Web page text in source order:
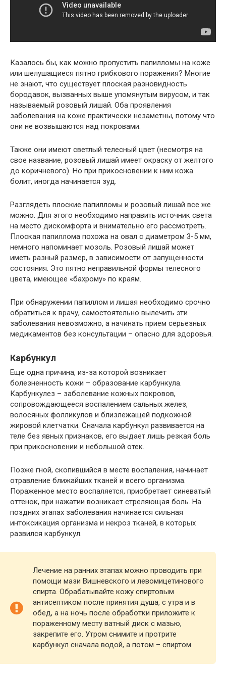
Казалось бы, как можно пропустить папилломы на коже
или шелушащиеся пятно грибкового поражения? Многие
не знают, что существует плоская разновидность
бородавок, вызванных выше упомянутым вирусом, и так
называемый розовый лишай. Оба проявления
заболевания на коже практически незаметны, потому что
они не возвышаются над покровами.
Также они имеют светлый телесный цвет (несмотря на
свое название, розовый лишай имеет окраску от желтого
до коричневого). Но при прикосновении к ним кожа
болит, иногда начинается зуд.
Разглядеть плоские папилломы и розовый лишай все же
можно. Для этого необходимо направить источник света
на место дискомфорта и внимательно его рассмотреть.
Плоская папиллома похожа на овал с диаметром 3-5 мм,
немного напоминает мозоль. Розовый лишай может
иметь разный размер, в зависимости от запущенности
состояния. Это пятно неправильной формы телесного
цвета, имеющее «бахрому» по краям.
При обнаружении папиллом и лишая необходимо срочно
обратиться к врачу, самостоятельно вылечить эти
заболевания невозможно, а начинать прием серьезных
медикаментов без консультации – опасно для здоровья.
Карбункул
Еще одна причина, из-за которой возникает
болезненность кожи – образование карбункула.
Карбункулез – заболевание кожных покровов,
сопровождающееся воспалением сальных желез,
волосяных фолликулов и близлежащей подкожной
жировой клетчатки. Сначала карбункул развивается на
теле без явных признаков, его выдает лишь резкая боль
при прикосновении и небольшой отек.
Позже гной, скопившийся в месте воспаления, начинает
отравление ближайших тканей и всего организма.
Пораженное место воспаляется, приобретает синеватый
оттенок, при нажатии возникает стреляющая боль. На
поздних этапах заболевания начинается сильная
интоксикация организма и некроз тканей, в которых
развился карбункул.
Лечение на ранних этапах можно проводить при
помощи мази Вишневского и левомицетинового
спирта. Обрабатывайте кожу спиртовым
антисептиком после принятия душа, с утра и в
обед, а на ночь после обработки приложите к
пораженному месту ватный диск с мазью,
закрепите его. Утром снимите и протрите
карбункул сначала водой, а потом – спиртом.